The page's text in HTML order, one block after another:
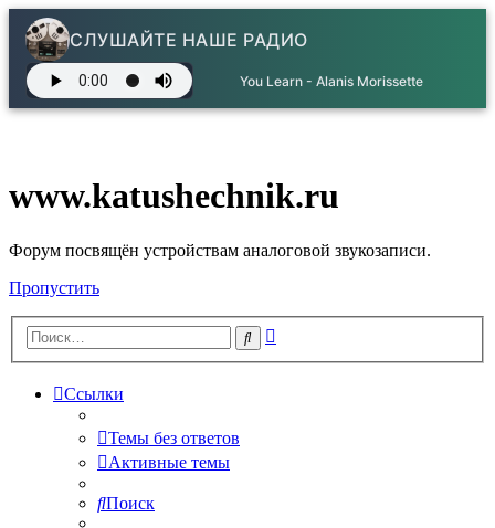
СЛУШАЙТЕ НАШЕ РАДИО
You Learn - Alanis Morissette
www.katushechnik.ru
Форум посвящён устройствам аналоговой звукозаписи.
Пропустить
Поиск
Ссылки
Темы без ответов
Активные темы
Поиск